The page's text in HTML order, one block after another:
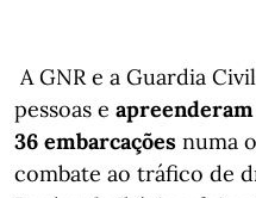
A GNR e a Guardia
pessoas e
36 embarcações numa
combate ao tráfico de